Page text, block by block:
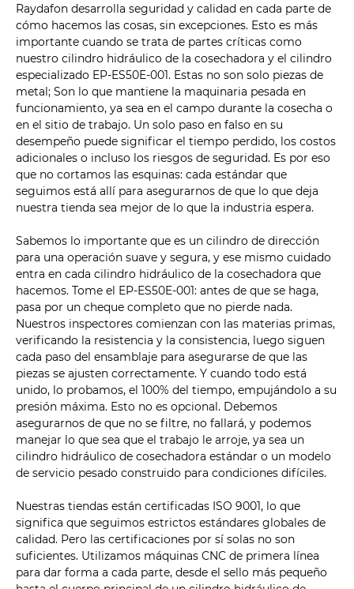
Raydafon desarrolla seguridad y calidad en cada parte de
cómo hacemos las cosas, sin excepciones. Esto es más
importante cuando se trata de partes críticas como
nuestro cilindro hidráulico de la cosechadora y el cilindro
especializado EP-ES50E-001. Estas no son solo piezas de
metal; Son lo que mantiene la maquinaria pesada en
funcionamiento, ya sea en el campo durante la cosecha o
en el sitio de trabajo. Un solo paso en falso en su
desempeño puede significar el tiempo perdido, los costos
adicionales o incluso los riesgos de seguridad. Es por eso
que no cortamos las esquinas: cada estándar que
seguimos está allí para asegurarnos de que lo que deja
nuestra tienda sea mejor de lo que la industria espera.
Sabemos lo importante que es un cilindro de dirección
para una operación suave y segura, y ese mismo cuidado
entra en cada cilindro hidráulico de la cosechadora que
hacemos. Tome el EP-ES50E-001: antes de que se haga,
pasa por un cheque completo que no pierde nada.
Nuestros inspectores comienzan con las materias primas,
verificando la resistencia y la consistencia, luego siguen
cada paso del ensamblaje para asegurarse de que las
piezas se ajusten correctamente. Y cuando todo está
unido, lo probamos, el 100% del tiempo, empujándolo a su
presión máxima. Esto no es opcional. Debemos
asegurarnos de que no se filtre, no fallará, y podemos
manejar lo que sea que el trabajo le arroje, ya sea un
cilindro hidráulico de cosechadora estándar o un modelo
de servicio pesado construido para condiciones difíciles.
Nuestras tiendas están certificadas ISO 9001, lo que
significa que seguimos estrictos estándares globales de
calidad. Pero las certificaciones por sí solas no son
suficientes. Utilizamos máquinas CNC de primera línea
para dar forma a cada parte, desde el sello más pequeño